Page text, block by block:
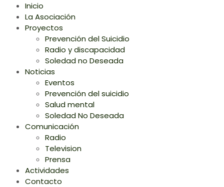
Inicio
La Asociación
Proyectos
Prevención del Suicidio
Radio y discapacidad
Soledad no Deseada
Noticias
Eventos
Prevención del suicidio
Salud mental
Soledad No Deseada
Comunicación
Radio
Television
Prensa
Actividades
Contacto